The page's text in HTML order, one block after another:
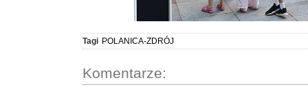
Tagi POLANICA-ZDRÓJ
Komentarze: